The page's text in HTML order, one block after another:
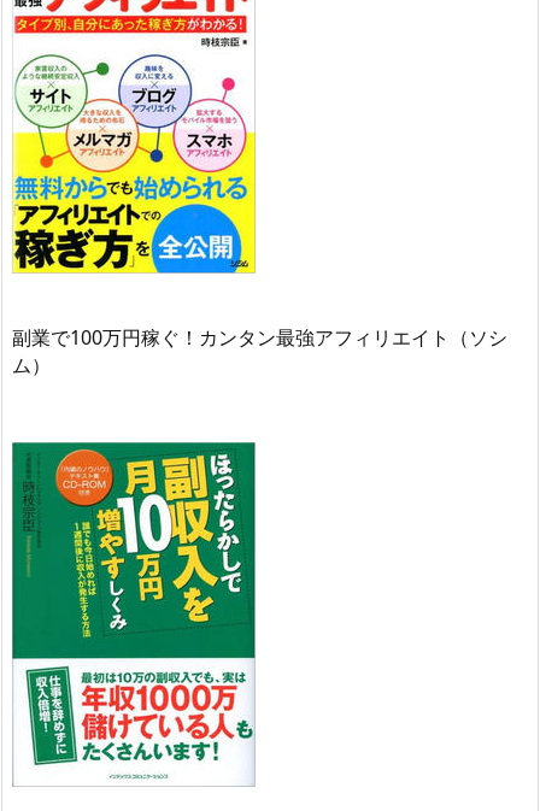
副業で100万円稼ぐ！カンタン最強アフィリエイト（ソシ
ム）